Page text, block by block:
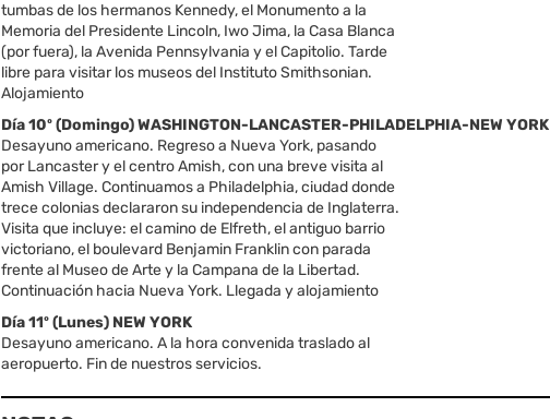
tumbas de los hermanos Kennedy, el Monumento a la
Memoria del Presidente Lincoln, Iwo Jima, la Casa Blanca
(por fuera), la Avenida Pennsylvania y el Capitolio. Tarde
libre para visitar los museos del Instituto Smithsonian.
Alojamiento
Día 10º (Domingo) WASHINGTON-LANCASTER-PHILADELPHIA-NEW YORK
Desayuno americano. Regreso a Nueva York, pasando
por Lancaster y el centro Amish, con una breve visita al
Amish Village. Continuamos a Philadelphia, ciudad donde
trece colonias declararon su independencia de Inglaterra.
Visita que incluye: el camino de Elfreth, el antiguo barrio
victoriano, el boulevard Benjamin Franklin con parada
frente al Museo de Arte y la Campana de la Libertad.
Continuación hacia Nueva York. Llegada y alojamiento
Día 11º (Lunes) NEW YORK
Desayuno americano. A la hora convenida traslado al
aeropuerto. Fin de nuestros servicios.